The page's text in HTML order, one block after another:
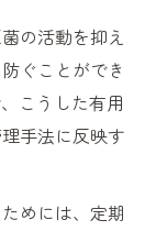
の活動を抑え
ぐことができ
こうした有用
手法に反映す
めには、定期